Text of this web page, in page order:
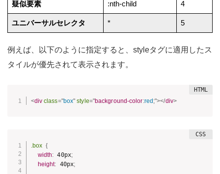
疑似要素 :nth-child 4
ユニバーサルセレクタ * 5
例えば、以下のように指定すると、styleタグに適用したス
タイルが優先されて表示されます。
<div class="box" style="background-color:red;"></div>
.box {
width: 40px;
height: 40px;